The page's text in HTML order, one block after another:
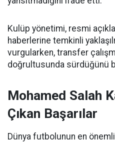
Kulüp yönetimi, resmi
haberlerine temkinli
vurgularken, transfer
doğrultusunda sürdüğünü
Mohamed Salah
Çıkan Başarılar
Dünya futbolunun en